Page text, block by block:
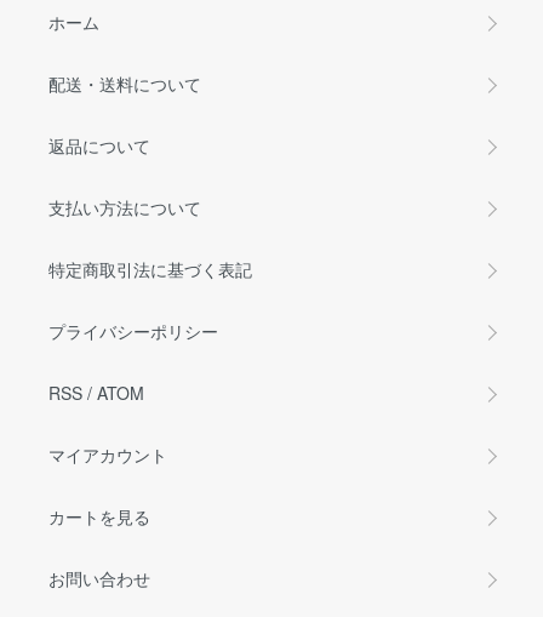
ホーム
配送・送料について
返品について
支払い方法について
特定商取引法に基づく表記
プライバシーポリシー
RSS / ATOM
マイアカウント
カートを見る
お問い合わせ